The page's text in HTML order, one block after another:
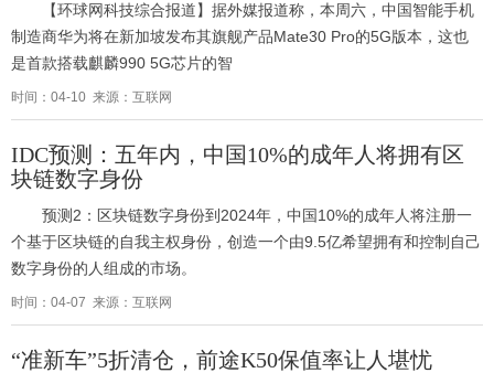
【环球网科技综合报道】据外媒报道称，本周六，中国智能手机
制造商华为将在新加坡发布其旗舰产品Mate30 Pro的5G版本，这也
是首款搭载麒麟990 5G芯片的智
时间：04-10 来源：互联网
IDC预测：五年内，中国10%的成年人将拥有区
块链数字身份
预测2：区块链数字身份到2024年，中国10%的成年人将注册一
个基于区块链的自我主权身份，创造一个由9.5亿希望拥有和控制自己
数字身份的人组成的市场。
时间：04-07 来源：互联网
“准新车”5折清仓，前途K50保值率让人堪忧